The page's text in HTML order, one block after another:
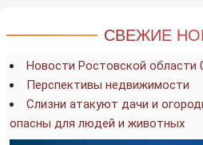
СВЕЖИЕ
Новости Ростовской области
Перспективы недвижимости
Слизни атакуют дачи и
опасны для людей и животных